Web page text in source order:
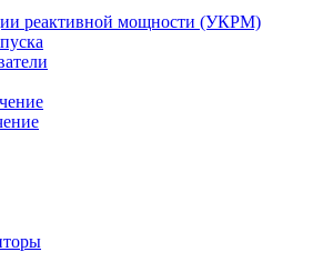
реактивной мощности (УКРМ)